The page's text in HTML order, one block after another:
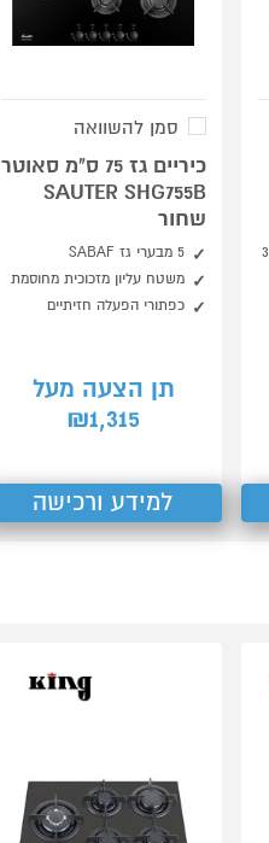
סמן להשוואה
כיריים גז 75 ס"מ סאוטר
SAUTER SHG755B
שחור
5 מבערי גז SABAF
משטח עליון מזכוכית מחוסמת
כפתורי הפעלה חזיתיים
תן הצעה מעל
₪1,315
למידע ורכישה